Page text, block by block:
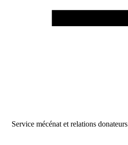
Service mécénat et relations donateurs